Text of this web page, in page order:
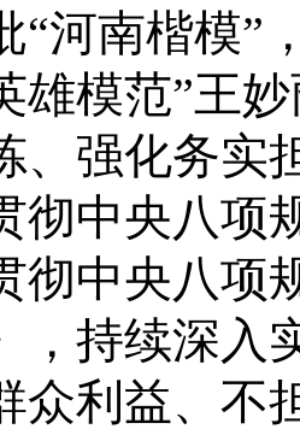
“河南楷模”
雄模范”王
、强化务实
彻中央八项
彻中央八项
，持续深入
众利益、不